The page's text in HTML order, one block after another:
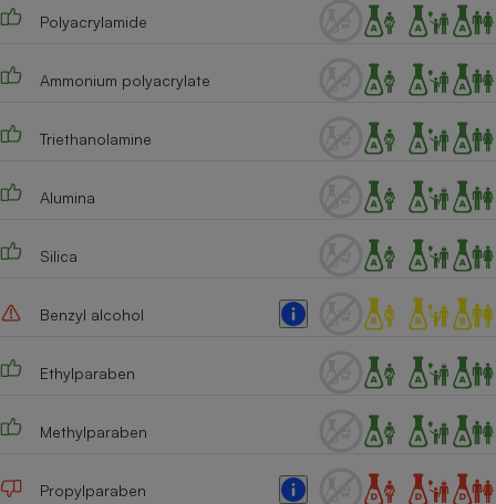
Polyacrylamide
Ammonium polyacrylate
Triethanolamine
Alumina
Silica
Benzyl alcohol
Ethylparaben
Methylparaben
Propylparaben